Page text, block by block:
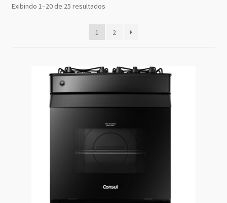
Exibindo 1–20 de 25 resultadosClassificado
recente
1 2